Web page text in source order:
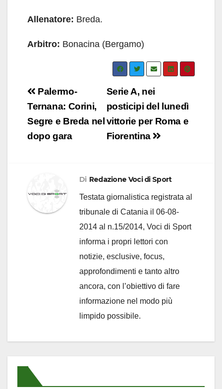
Allenatore: Breda.
Arbitro: Bonacina (Bergamo)
Navigazione
articoli
Serie A, nei
posticipi del lunedì
vittorie per Roma e
Fiorentina
Palermo-
Ternana: Corini,
Segre e Breda nel
dopo gara
Di Redazione Voci di Sport
Testata giornalistica registrata al
tribunale di Catania il 06-08-
2014 al n.15/2014, Voci di Sport
informa i propri lettori con
notizie, esclusive, focus,
approfondimenti e tanto altro
ancora, con l’obiettivo di fare
informazione nel modo più
limpido possibile.